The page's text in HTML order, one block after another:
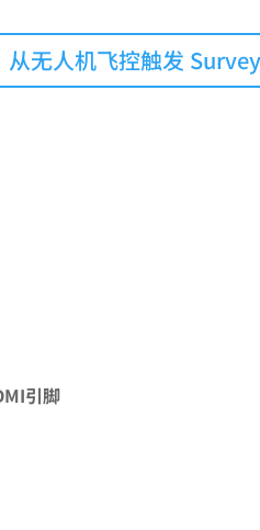
从无人机飞控触发
引脚